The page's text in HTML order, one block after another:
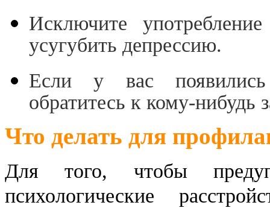
Исключите
усугубить депрессию.
Если у вас
обратитесь к кому-
Что делать для
Для того, чтобы
психологические